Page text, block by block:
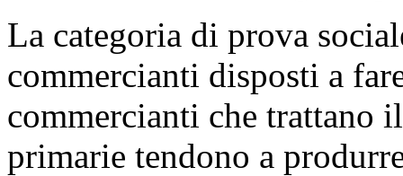
La categoria di prova
commercianti disposti a
commercianti che trattano
primarie tendono a